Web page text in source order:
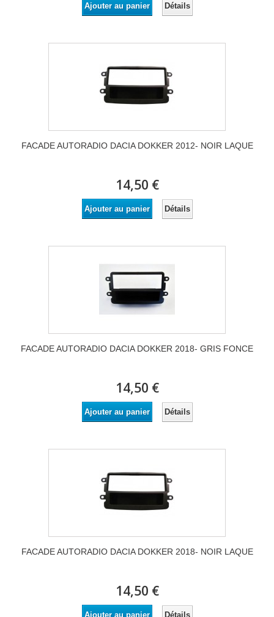
Ajouter au panier Détails
FACADE AUTORADIO DACIA DOKKER 2012- NOIR LAQUE
14,50 €
Ajouter au panier Détails
FACADE AUTORADIO DACIA DOKKER 2018- GRIS FONCE
14,50 €
Ajouter au panier Détails
FACADE AUTORADIO DACIA DOKKER 2018- NOIR LAQUE
14,50 €
Ajouter au panier Détails